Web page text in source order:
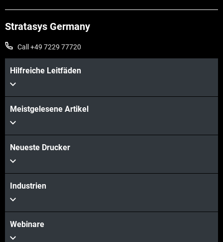
Stratasys Germany
Call +49 7229 77720
Hilfreiche Leitfäden
Meistgelesene Artikel
Neueste Drucker
Industrien
Webinare